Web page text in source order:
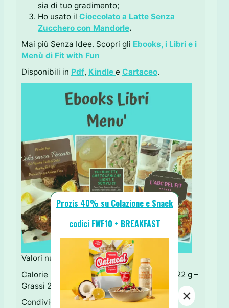
sia di tuo gradimento;
Ho usato il Cioccolato a Latte Senza
Zucchero con Mandorle.
Mai più Senza Idee. Scopri gli Ebooks, i Libri e i
Menù di Fit with Fun
Disponibili in Pdf, Kindle e Cartaceo.
Valori nutrizionali (senza cioccolato):
Calorie 320 – Carboidrati 54 g – Proteine 22 g –
Grassi 2 g
Condividi questa Ricetta usando i tastini
Prozis 40% su Colazione e Snack
codici FWF10 + BREAKFAST
×